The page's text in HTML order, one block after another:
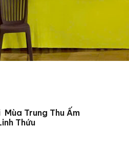
Trung Thu Ấm
Thứu